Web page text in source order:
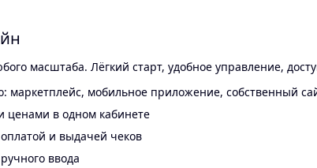
масштаба. Лёгкий старт, удобное управление,
маркетплейс, мобильное приложение, собственный
ценами в одном кабинете
и выдачей чеков
ввода